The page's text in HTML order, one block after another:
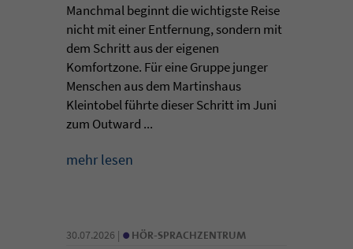
Manchmal beginnt die wichtigste Reise
nicht mit einer Entfernung, sondern mit
dem Schritt aus der eigenen
Komfortzone. Für eine Gruppe junger
Menschen aus dem Martinshaus
Kleintobel führte dieser Schritt im Juni
zum Outward ...
mehr lesen
30.07.2026 | • HÖR-SPRACHZENTRUM